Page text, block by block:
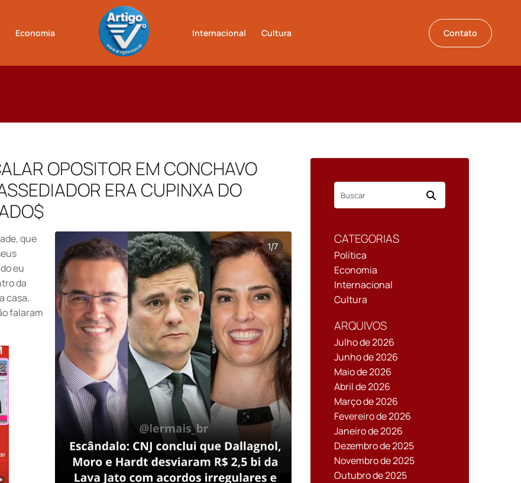
Economia Internacional Cultura Contato
OPOSITOR EM CONCHAVO
ERA CUPINXA DO
que
eu
da
casa,
falaram
CATEGORIAS
Política
Economia
Internacional
Cultura
ARQUIVOS
Julho de 2026
Junho de 2026
Maio de 2026
Abril de 2026
Março de 2026
Fevereiro de 2026
Janeiro de 2026
Dezembro de 2025
Novembro de 2025
Outubro de 2025